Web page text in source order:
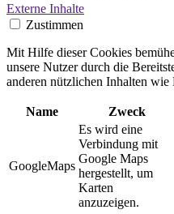
Externe Inhalte
Zustimmen
Mit Hilfe dieser Cookies
unsere Nutzer durch die
anderen nützlichen Inhalten wie
Name Zweck
GoogleMaps
Es wird eine
Verbindung mit
Google Maps
hergestellt, um
Karten
anzuzeigen.